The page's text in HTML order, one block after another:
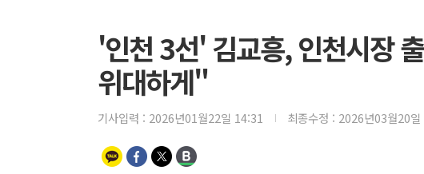
'인천 3선' 김교흥, 인천시장
위대하게"
기사입력 : 2026년01월22일 14:31 최종수정 : 2026년03월20